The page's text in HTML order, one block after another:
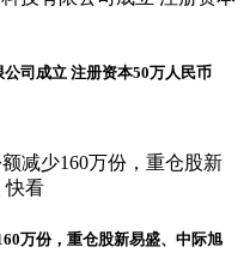
司成立 注册资本50万人民币
万份，重仓股新易盛、中际旭